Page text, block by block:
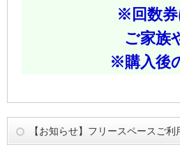
※回数券
ご家族
※購入後
【お知らせ】フリースペースご利